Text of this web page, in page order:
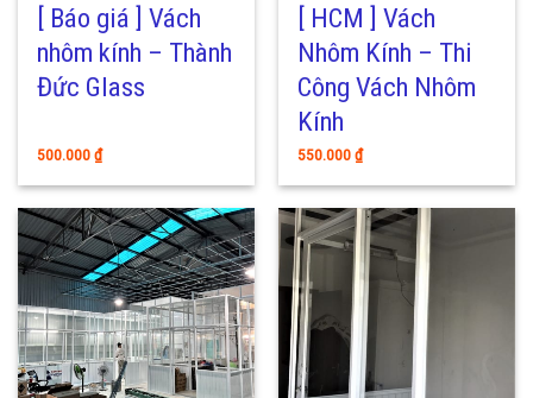
[ Báo giá ] Vách
nhôm kính – Thành
Đức Glass
500.000₫
[ HCM ] Vách
Nhôm Kính – Thi
Công Vách Nhôm
Kính
550.000₫